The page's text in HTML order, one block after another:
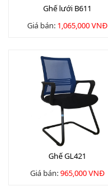
Ghế lưới B611
Giá bán: 1,065,000 VNĐ
Ghế GL421
Giá bán:965,000 VNĐ